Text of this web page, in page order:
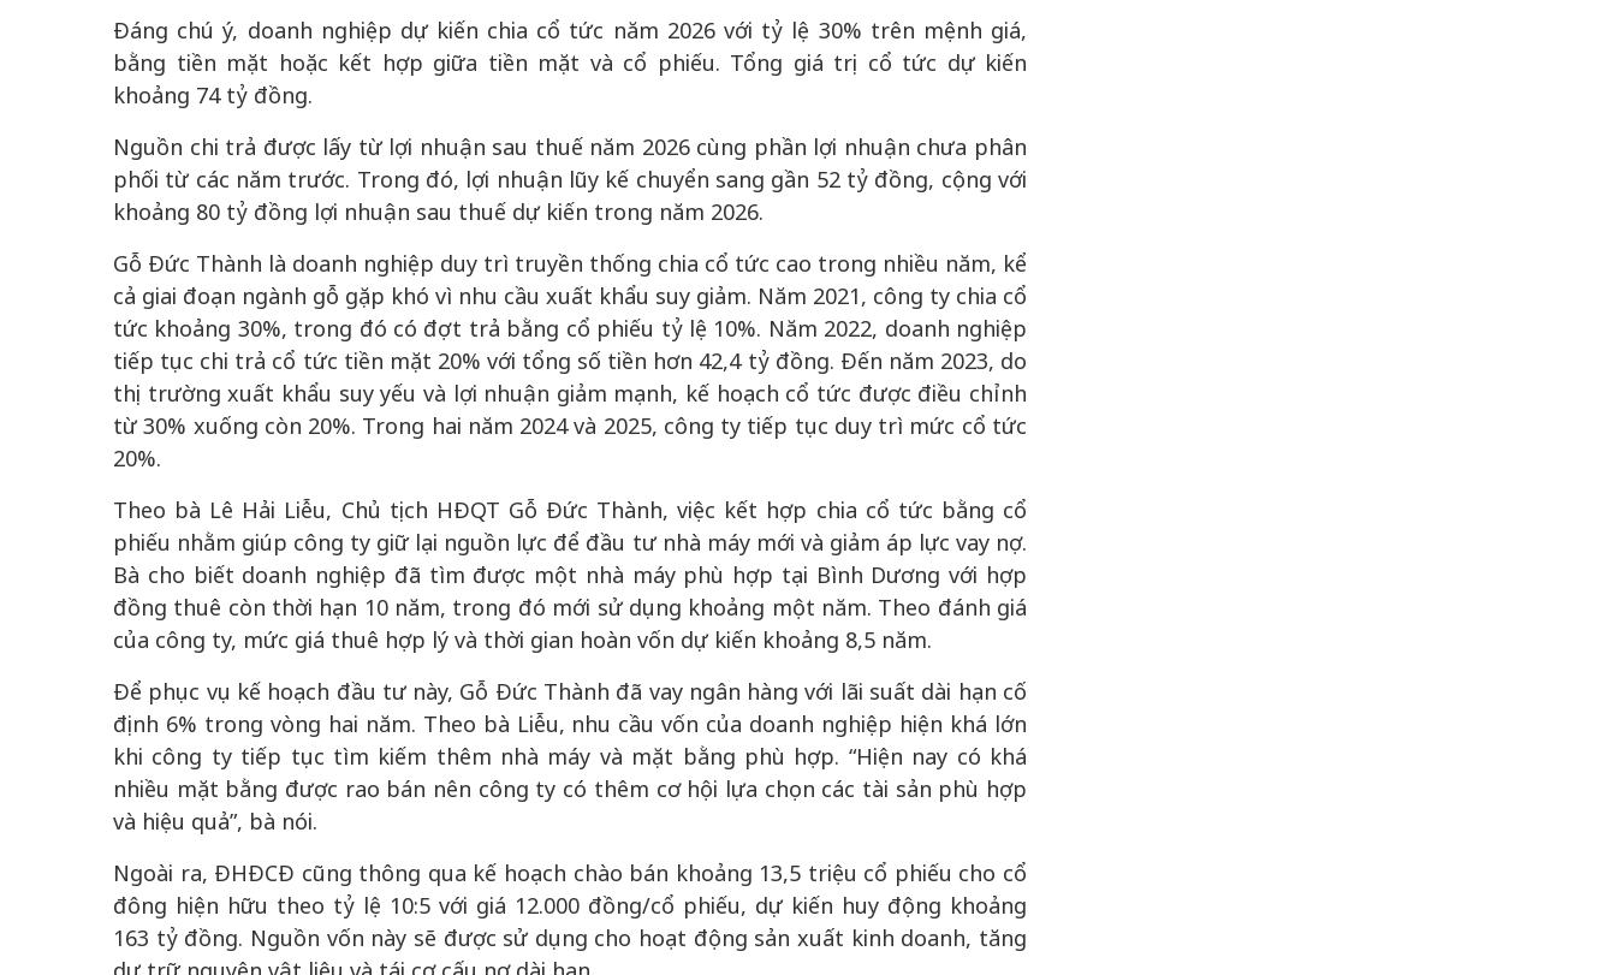
Đáng chú ý, doanh nghiệp dự kiến chia cổ tức năm 2026 với tỷ lệ 30% trên mệnh giá,
bằng tiền mặt hoặc kết hợp giữa tiền mặt và cổ phiếu. Tổng giá trị cổ tức dự kiến
khoảng 74 tỷ đồng.
Nguồn chi trả được lấy từ lợi nhuận sau thuế năm 2026 cùng phần lợi nhuận chưa phân
phối từ các năm trước. Trong đó, lợi nhuận lũy kế chuyển sang gần 52 tỷ đồng, cộng với
khoảng 80 tỷ đồng lợi nhuận sau thuế dự kiến trong năm 2026.
Gỗ Đức Thành là doanh nghiệp duy trì truyền thống chia cổ tức cao trong nhiều năm, kể
cả giai đoạn ngành gỗ gặp khó vì nhu cầu xuất khẩu suy giảm. Năm 2021, công ty chia cổ
tức khoảng 30%, trong đó có đợt trả bằng cổ phiếu tỷ lệ 10%. Năm 2022, doanh nghiệp
tiếp tục chi trả cổ tức tiền mặt 20% với tổng số tiền hơn 42,4 tỷ đồng. Đến năm 2023, do
thị trường xuất khẩu suy yếu và lợi nhuận giảm mạnh, kế hoạch cổ tức được điều chỉnh
từ 30% xuống còn 20%. Trong hai năm 2024 và 2025, công ty tiếp tục duy trì mức cổ tức
20%.
Theo bà Lê Hải Liễu, Chủ tịch HĐQT Gỗ Đức Thành, việc kết hợp chia cổ tức bằng cổ
phiếu nhằm giúp công ty giữ lại nguồn lực để đầu tư nhà máy mới và giảm áp lực vay nợ.
Bà cho biết doanh nghiệp đã tìm được một nhà máy phù hợp tại Bình Dương với hợp
đồng thuê còn thời hạn 10 năm, trong đó mới sử dụng khoảng một năm. Theo đánh giá
của công ty, mức giá thuê hợp lý và thời gian hoàn vốn dự kiến khoảng 8,5 năm.
Để phục vụ kế hoạch đầu tư này, Gỗ Đức Thành đã vay ngân hàng với lãi suất dài hạn cố
định 6% trong vòng hai năm. Theo bà Liễu, nhu cầu vốn của doanh nghiệp hiện khá lớn
khi công ty tiếp tục tìm kiếm thêm nhà máy và mặt bằng phù hợp. “Hiện nay có khá
nhiều mặt bằng được rao bán nên công ty có thêm cơ hội lựa chọn các tài sản phù hợp
và hiệu quả”, bà nói.
Ngoài ra, ĐHĐCĐ cũng thông qua kế hoạch chào bán khoảng 13,5 triệu cổ phiếu cho cổ
đông hiện hữu theo tỷ lệ 10:5 với giá 12.000 đồng/cổ phiếu, dự kiến huy động khoảng
163 tỷ đồng. Nguồn vốn này sẽ được sử dụng cho hoạt động sản xuất kinh doanh, tăng